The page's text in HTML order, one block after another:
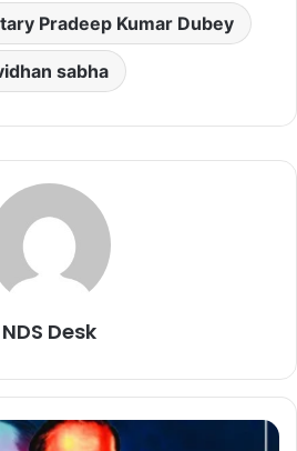
Pradeep Kumar Dubey
sabha
NDS Desk